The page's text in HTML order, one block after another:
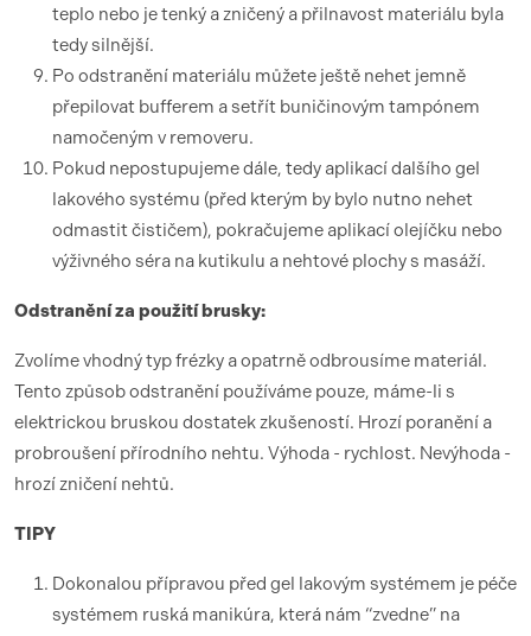
teplo nebo je tenký a zničený a přilnavost materiálu byla
tedy silnější.
Po odstranění materiálu můžete ještě nehet jemně
přepilovat bufferem a setřít buničinovým tampónem
namočeným v removeru.
Pokud nepostupujeme dále, tedy aplikací dalšího gel
lakového systému (před kterým by bylo nutno nehet
odmastit čističem), pokračujeme aplikací olejíčku nebo
výživného séra na kutikulu a nehtové plochy s masáží.
Odstranění za použití brusky:
Zvolíme vhodný typ frézky a opatrně odbrousíme materiál.
Tento způsob odstranění používáme pouze, máme-li s
elektrickou bruskou dostatek zkušeností. Hrozí poranění a
probroušení přírodního nehtu. Výhoda - rychlost. Nevýhoda -
hrozí zničení nehtů.
TIPY
Dokonalou přípravou před gel lakovým systémem je péče
systémem ruská manikúra, která nám “zvedne” na